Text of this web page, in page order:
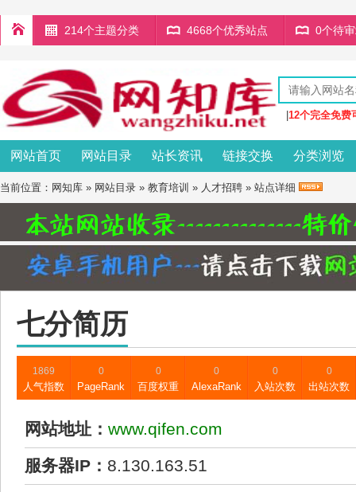
214个主题分类 4668个优秀站点 0个待
12个完全免费
网站首页 网站目录 站长资讯 链接交换 分类浏览
当前位置： 网知库 » 网站目录 » 教育培训 » 人才招聘 » 站点详细
七分简历
1869
人气指数
0
PageRank
0
百度权重
0
AlexaRank
0
入站次数
0
出站次数
网站地址： www.qifen.com
服务器IP： 8.130.163.51